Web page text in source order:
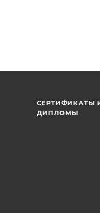
СЕРТИФИКАТЫ
ДИПЛОМЫ